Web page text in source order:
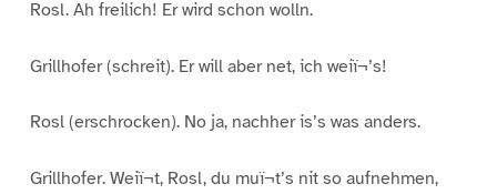
Rosl. Ah freilich! Er wird schon wolln.
Grillhofer (schreit). Er will aber net, ich weiï¬’s!
Rosl (erschrocken). No ja, nachher is’s was anders.
Grillhofer. Weiï¬t, Rosl, du muï¬t’s nit so aufnehmen,